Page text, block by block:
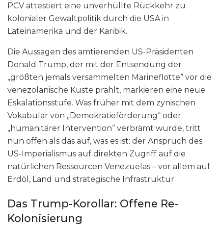
PCV attestiert eine unverhüllte Rückkehr zu
kolonialer Gewaltpolitik durch die USA in
Lateinamerika und der Karibik.
Die Aussagen des amtierenden US-Präsidenten
Donald Trump, der mit der Entsendung der
„größten jemals versammelten Marineflotte“ vor die
venezolanische Küste prahlt, markieren eine neue
Eskalationsstufe. Was früher mit dem zynischen
Vokabular von „Demokratieförderung“ oder
„humanitärer Intervention“ verbrämt wurde, tritt
nun offen als das auf, was es ist: der Anspruch des
US-Imperialismus auf direkten Zugriff auf die
natürlichen Ressourcen Venezuelas – vor allem auf
Erdöl, Land und strategische Infrastruktur.
Das Trump-Korollar: Offene Re-
Kolonisierung